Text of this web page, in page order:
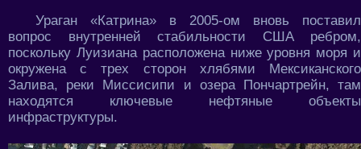
Ураган «Катрина» в 2005-ом вновь поставил
вопрос внутренней стабильности США ребром,
поскольку Луизиана расположена ниже уровня моря и
окружена с трех сторон хлябями Мексиканского
Залива, реки Миссисипи и озера Пончартрейн, там
находятся ключевые нефтяные объекты
инфраструктуры.